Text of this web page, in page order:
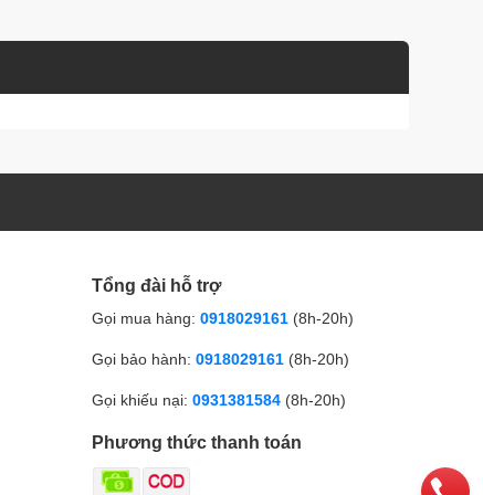
Tổng đài hỗ trợ
Gọi mua hàng: 0918029161 (8h-20h)
Gọi bảo hành: 0918029161 (8h-20h)
Gọi khiếu nại: 0931381584 (8h-20h)
Phương thức thanh toán